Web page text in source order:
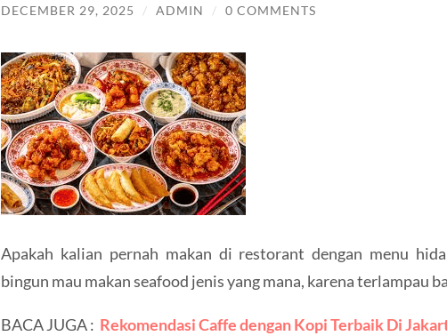
DECEMBER 29, 2025 / ADMIN / 0 COMMENTS
Apakah kalian pernah makan di restorant dengan menu
bingun mau makan seafood jenis yang mana, karena terlampau
BACA JUGA : Rekomendasi Caffe dengan Kopi Terbaik Di